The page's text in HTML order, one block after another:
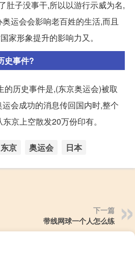
肚子没事干,所以以游行示威为名,
运会会影响老百姓的生活,而且
家形象提升的影响力又。
史事件?
历史事件是,(东京奥运会)被取
会成功的消息传回国内时,整个
京上空散发20万份印有。
东京 奥运会 日本
下一篇
带线网球一个人怎么练